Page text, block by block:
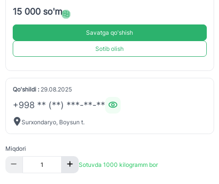
15 000 so'm
Savatga qo'shish
Sotib olish
Qo'shildi :29.08.2025
+998 ** (**) ***-**-**
Surxondaryo, Boysun t.
Miqdori
Sotuvda 1000 kilogramm bor